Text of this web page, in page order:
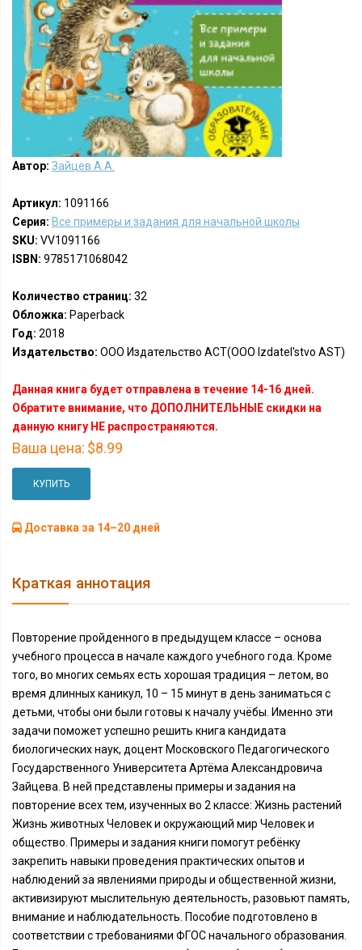
Автор: Зайцев А.А.
Артикул: 1091166
Серия: Все примеры и задания для начальной школы
SKU: VV1091166
ISBN: 9785171068042
Количество страниц: 32
Обложка: Paperback
Год: 2018
Издательство: ООО Издательство АСТ(OOO Izdatel'stvo AST)
Данная книга будет отправлена в течение 14-16 дней.
Обратите внимание, что ДОПОЛНИТЕЛЬНЫЕ скидки на
данную книгу НЕ распространяются.
Ваша цена: $8.99
КУПИТЬ
Доставка за 14–20 дней
Краткая аннотация
Повторение пройденного в предыдущем классе – основа
учебного процесса в начале каждого учебного года. Кроме
того, во многих семьях есть хорошая традиция – летом, во
время длинных каникул, 10 – 15 минут в день заниматься с
детьми, чтобы они были готовы к началу учёбы. Именно эти
задачи поможет успешно решить книга кандидата
биологических наук, доцент Московского Педагогического
Государственного Университета Артёма Александровича
Зайцева. В ней представлены примеры и задания на
повторение всех тем, изученных во 2 классе: Жизнь растений
Жизнь животных Человек и окружающий мир Человек и
общество. Примеры и задания книги помогут ребёнку
закрепить навыки проведения практических опытов и
наблюдений за явлениями природы и общественной жизни,
активизируют мыслительную деятельность, разовьют память,
внимание и наблюдательность. Пособие подготовлено в
соответствии с требованиями ФГОС начального образования.